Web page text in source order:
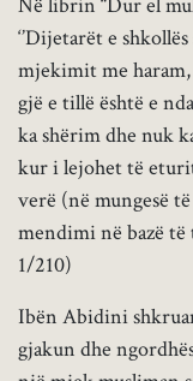
‘’Dijetarët e
mjekimit me
gjë e tillë është e
ka shërim dhe nuk
kur i lejohet të
verë (në mungesë
mendimi në bazë të
1/210)
Ibën Abidini
gjakun dhe